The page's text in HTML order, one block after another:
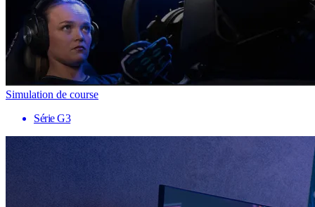
Simulation de course
Série G3